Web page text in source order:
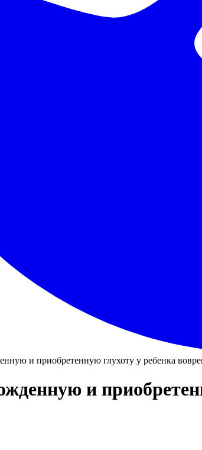
и приобретенную глухоту у ребенка
и